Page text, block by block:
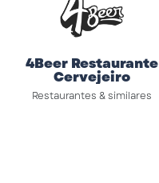
4Beer Restaurante
Cervejeiro
Restaurantes & similares